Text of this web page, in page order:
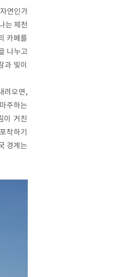
연인가
는 제천
카페를
나누고
빛이
려오면,
주하는
이 거친
착하기
경계는